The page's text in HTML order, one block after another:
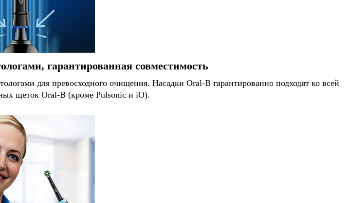
гарантированная совместимость
для превосходного очищения. Насадки Oral-B гарантированно подходят ко всей
щеток Oral-B (кроме Pulsonic и iO).